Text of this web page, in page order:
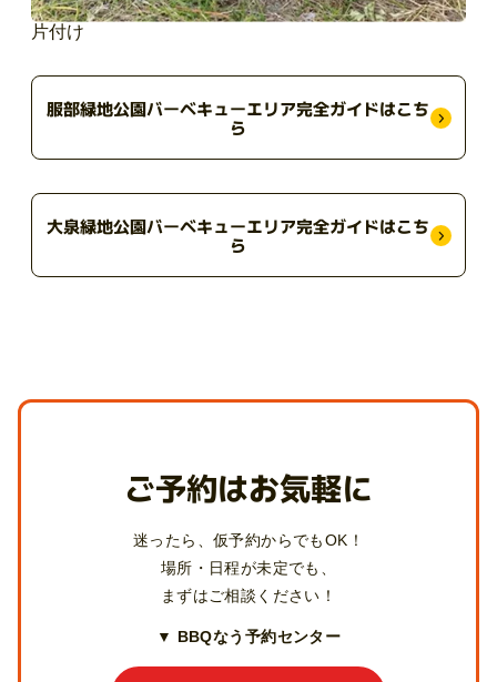
片付け
服部緑地公園バーベキューエリア完全ガイドはこち
ら
大泉緑地公園バーベキューエリア完全ガイドはこち
ら
ご予約はお気軽に
迷ったら、仮予約からでもOK！
場所・日程が未定でも、
まずはご相談ください！
▼ BBQなう予約センター